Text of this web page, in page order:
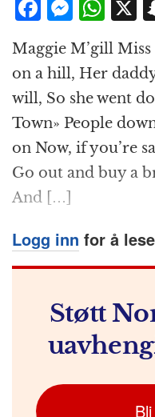
F
c
e
b
o
o
k
M
e
ss
e
n
g
e
r
W
h
at
s
A
p
p
Maggie M’gill
on a hill, Her
will, So she went
Town» People
on Now, if you’re
Go out and buy a
And […]
Logg inn for å
Støtt